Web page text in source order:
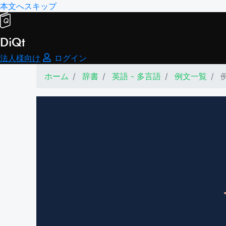
本文へスキップ
DiQt
法人様向け
ログイン
ホーム
辞書 英語 - 多言語 例文一覧